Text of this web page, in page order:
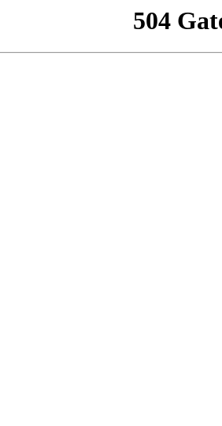
504